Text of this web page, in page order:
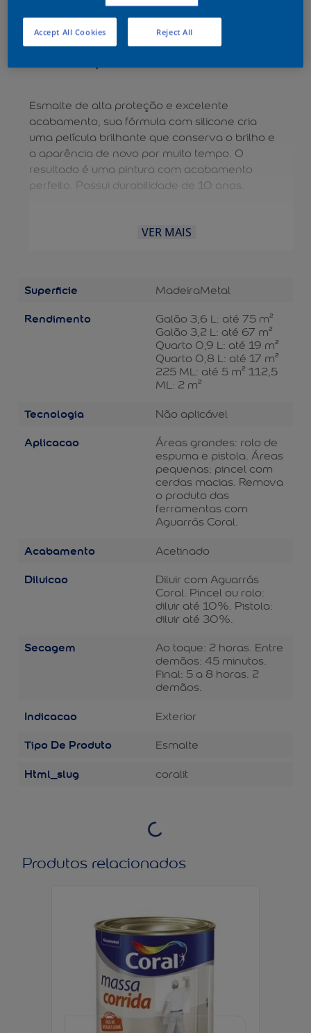
Esmalte de alta proteção e excelente
acabamento, sua fórmula com silicone cria
uma película brilhante que conserva o brilho e
a aparência de novo por muito tempo. O
resultado é uma pintura com acabamento
perfeito. Possui durabilidade de 10 anos.
VER MAIS
Superficie MadeiraMetal
Rendimento
Galão 3,6 L: até 75 m²
Galão 3,2 L: até 67 m²
Quarto 0,9 L: até 19 m²
Quarto 0,8 L: até 17 m²
225 ML: até 5 m² 112,5
ML: 2 m²
Tecnologia Não aplicável
Aplicacao
Áreas grandes: rolo de
espuma e pistola. Áreas
pequenas: pincel com
cerdas macias. Remova
o produto das
ferramentas com
Aguarrás Coral.
Acabamento Acetinado
Diluicao
Diluir com Aguarrás
Coral. Pincel ou rolo:
diluir até 10%. Pistola:
diluir até 30%.
Secagem
Ao toque: 2 horas. Entre
demãos: 45 minutos.
Final: 5 a 8 horas. 2
demãos.
Indicacao Exterior
Tipo De Produto Esmalte
Html_slug coralit
Produtos relacionados
Reject All
Accept All Cookies